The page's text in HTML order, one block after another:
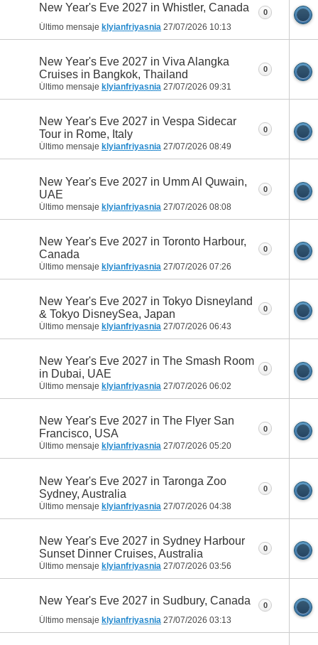
New Year's Eve 2027 in Whistler, Canada
Último mensaje klyianfriyasnia 27/07/2026 10:13
0
New Year's Eve 2027 in Viva Alangka
Cruises in Bangkok, Thailand
Último mensaje klyianfriyasnia 27/07/2026 09:31
0
New Year's Eve 2027 in Vespa Sidecar
Tour in Rome, Italy
Último mensaje klyianfriyasnia 27/07/2026 08:49
0
New Year's Eve 2027 in Umm Al Quwain,
UAE
Último mensaje klyianfriyasnia 27/07/2026 08:08
0
New Year's Eve 2027 in Toronto Harbour,
Canada
Último mensaje klyianfriyasnia 27/07/2026 07:26
0
New Year's Eve 2027 in Tokyo Disneyland
& Tokyo DisneySea, Japan
Último mensaje klyianfriyasnia 27/07/2026 06:43
0
New Year's Eve 2027 in The Smash Room
in Dubai, UAE
Último mensaje klyianfriyasnia 27/07/2026 06:02
0
New Year's Eve 2027 in The Flyer San
Francisco, USA
Último mensaje klyianfriyasnia 27/07/2026 05:20
0
New Year's Eve 2027 in Taronga Zoo
Sydney, Australia
Último mensaje klyianfriyasnia 27/07/2026 04:38
0
New Year's Eve 2027 in Sydney Harbour
Sunset Dinner Cruises, Australia
Último mensaje klyianfriyasnia 27/07/2026 03:56
0
New Year's Eve 2027 in Sudbury, Canada
Último mensaje klyianfriyasnia 27/07/2026 03:13
0